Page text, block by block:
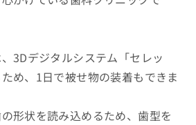
3Dデジタルシステム「セレッ
め、1日で被せ物の装着もできま
形状を読み込めるため、歯型を